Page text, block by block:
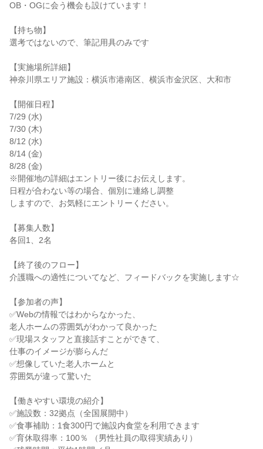
OB・OGに会う機会も設けています！
【持ち物】
選考ではないので、筆記用具のみです
【実施場所詳細】
神奈川県エリア施設：横浜市港南区、横浜市金沢区、大和市
【開催日程】
7/29 (水)
7/30 (木)
8/12 (水)
8/14 (金)
8/28 (金)
※開催地の詳細はエントリー後にお伝えします。
日程が合わない等の場合、個別に連絡し調整
しますので、お気軽にエントリーください。
【募集人数】
各回1、2名
【終了後のフロー】
介護職への適性についてなど、フィードバックを実施します☆
【参加者の声】
✅Webの情報ではわからなかった、
老人ホームの雰囲気がわかって良かった
✅現場スタッフと直接話すことができて、
仕事のイメージが膨らんだ
✅想像していた老人ホームと
雰囲気が違って驚いた
【働きやすい環境の紹介】
✅施設数：32拠点（全国展開中）
✅食事補助：1食300円で施設内食堂を利用できます
✅育休取得率：100％ （男性社員の取得実績あり）